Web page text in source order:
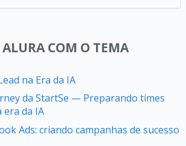
COM O TEMA
na Era da IA
da StartSe — Preparando times
era da IA
Ads: criando campanhas de sucesso